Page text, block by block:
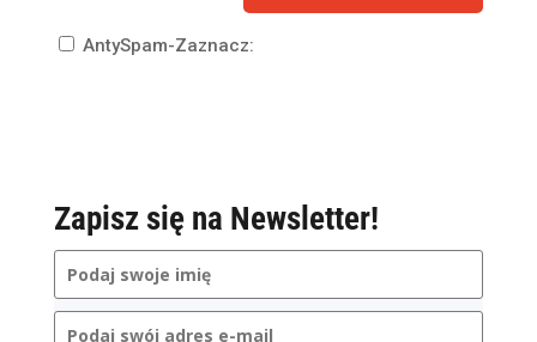
AntySpam-Zaznacz:
Zapisz się na Newsletter!